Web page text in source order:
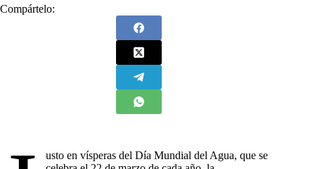
Compártelo:
usto en vísperas del Día Mundial del Agua, que se